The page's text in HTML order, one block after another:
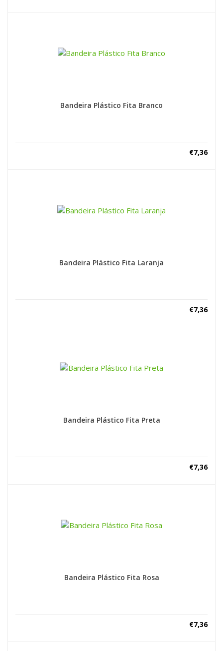
Bandeira Plástico Fita Branco
€7,36
Bandeira Plástico Fita Laranja
€7,36
Bandeira Plástico Fita Preta
€7,36
Bandeira Plástico Fita Rosa
€7,36